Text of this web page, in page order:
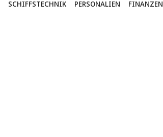
SCHIFFSTECHNIK PERSONALIEN FINANZEN